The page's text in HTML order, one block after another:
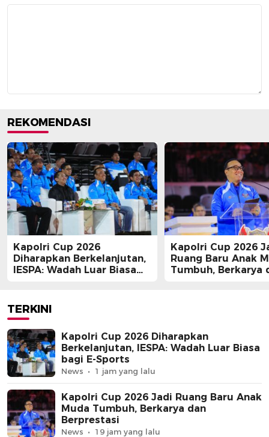
REKOMENDASI
Kapolri Cup 2026
Diharapkan Berkelanjutan,
IESPA: Wadah Luar Biasa
Kapolri Cup 2026
Ruang Baru Anak
Tumbuh, Berkarya
TERKINI
Kapolri Cup 2026 Diharapkan
Berkelanjutan, IESPA: Wadah Luar Biasa
bagi E-Sports
News 1 jam yang lalu
Kapolri Cup 2026 Jadi Ruang Baru Anak
Muda Tumbuh, Berkarya dan
Berprestasi
News 19 jam yang lalu